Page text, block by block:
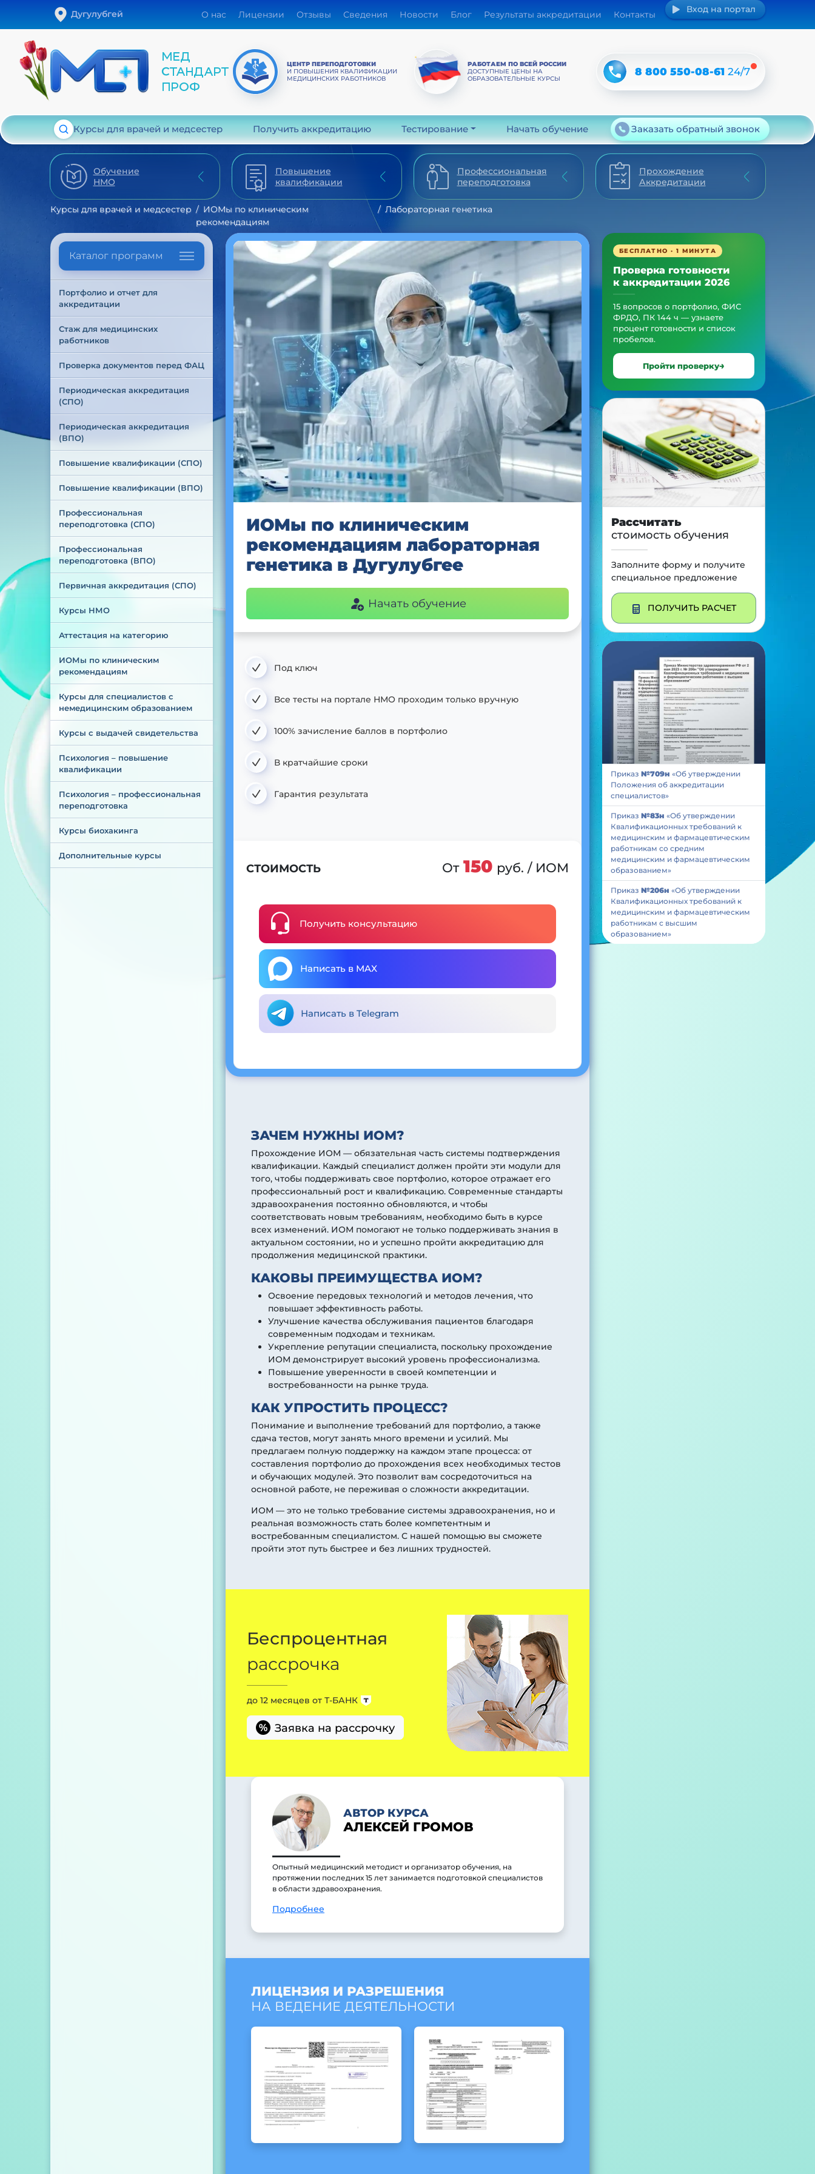
Дугулубгей О нас Лицензии Отзывы Сведения Новости Блог Результаты аккредитации Контакты Вход на портал
ЦЕНТР ПЕРЕПОДГОТОВКИ
И ПОВЫШЕНИЯ КВАЛИФИКАЦИИ
МЕДИЦИНСКИХ РАБОТНИКОВ
РАБОТАЕМ ПО ВСЕЙ РОССИИ
ДОСТУПНЫЕ ЦЕНЫ НА
ОБРАЗОВАТЕЛЬНЫЕ КУРСЫ
8 800 550-08-6124/7
Курсы для врачей и медсестер Получить аккредитацию Тестирование Начать обучение Заказать обратный звонок
Обучение
НМО
Повышение
квалификации
Профессиональная
переподготовка
Прохождение
Аккредитации
Курсы для врачей и медсестер
ИОМы по клиническим
рекомендациям
Лабораторная генетика
Каталог программ
Портфолио и отчет для
аккредитации
Стаж для медицинских
работников
Проверка документов перед ФАЦ
Периодическая аккредитация
(СПО)
Периодическая аккредитация
(ВПО)
Повышение квалификации (СПО)
Повышение квалификации (ВПО)
Профессиональная
переподготовка (СПО)
Профессиональная
переподготовка (ВПО)
Первичная аккредитация (СПО)
Курсы НМО
Аттестация на категорию
ИОМы по клиническим
рекомендациям
Курсы для специалистов с
немедицинским образованием
Курсы с выдачей свидетельства
Психология – повышение
квалификации
Психология – профессиональная
переподготовка
Курсы биохакинга
Дополнительные курсы
ИОМы по клиническим
рекомендациям лабораторная
генетика в Дугулубгее
Начать обучение
Под ключ
Все тесты на портале НМО проходим только вручную
100% зачисление баллов в портфолио
В кратчайшие сроки
Гарантия результата
СТОИМОСТЬ От 150 руб. / ИОМ
Получить консультацию
Написать в MAX
Написать в Telegram
ЗАЧЕМ НУЖНЫ ИОМ?
Прохождение ИОМ — обязательная часть системы подтверждения
квалификации. Каждый специалист должен пройти эти модули для
того, чтобы поддерживать свое портфолио, которое отражает его
профессиональный рост и квалификацию. Современные стандарты
здравоохранения постоянно обновляются, и чтобы
соответствовать новым требованиям, необходимо быть в курсе
всех изменений. ИОМ помогают не только поддерживать знания в
актуальном состоянии, но и успешно пройти аккредитацию для
продолжения медицинской практики.
КАКОВЫ ПРЕИМУЩЕСТВА ИОМ?
Освоение передовых технологий и методов лечения, что
повышает эффективность работы.
Улучшение качества обслуживания пациентов благодаря
современным подходам и техникам.
Укрепление репутации специалиста, поскольку прохождение
ИОМ демонстрирует высокий уровень профессионализма.
Повышение уверенности в своей компетенции и
востребованности на рынке труда.
КАК УПРОСТИТЬ ПРОЦЕСС?
Понимание и выполнение требований для портфолио, а также
сдача тестов, могут занять много времени и усилий. Мы
предлагаем полную поддержку на каждом этапе процесса: от
составления портфолио до прохождения всех необходимых тестов
и обучающих модулей. Это позволит вам сосредоточиться на
основной работе, не переживая о сложности аккредитации.
ИОМ — это не только требование системы здравоохранения, но и
реальная возможность стать более компетентным и
востребованным специалистом. С нашей помощью вы сможете
пройти этот путь быстрее и без лишних трудностей.
Беспроцентная
рассрочка
до 12 месяцев от Т-БАНК
% Заявка на рассрочку
АВТОР КУРСА
АЛЕКСЕЙ ГРОМОВ
Опытный медицинский методист и организатор обучения, на
протяжении последних 15 лет занимается подготовкой специалистов
в области здравоохранения.
Подробнее
ЛИЦЕНЗИЯ И РАЗРЕШЕНИЯ
НА ВЕДЕНИЕ ДЕЯТЕЛЬНОСТИ
БЕСПЛАТНО · 1 МИНУТА
Проверка готовности
к аккредитации 2026
15 вопросов о портфолио, ФИС
ФРДО, ПК 144 ч — узнаете
процент готовности и список
пробелов.
Пройти проверку
Рассчитать
стоимость обучения
Заполните форму и получите
специальное предложение
ПОЛУЧИТЬ РАСЧЕТ
Приказ №709н «Об утверждении
Положения об аккредитации
специалистов»
Приказ №83н «Об утверждении
Квалификационных требований к
медицинским и фармацевтическим
работникам со средним
медицинским и фармацевтическим
образованием»
Приказ №206н «Об утверждении
Квалификационных требований к
медицинским и фармацевтическим
работникам с высшим
образованием»